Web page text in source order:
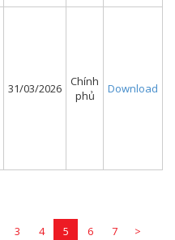
31/03/2026
Chính
phủ
Download
3 4 5 6 7 >